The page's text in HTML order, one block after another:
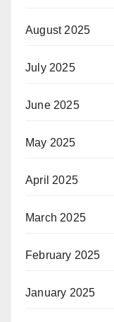
August 2025
July 2025
June 2025
May 2025
April 2025
March 2025
February 2025
January 2025